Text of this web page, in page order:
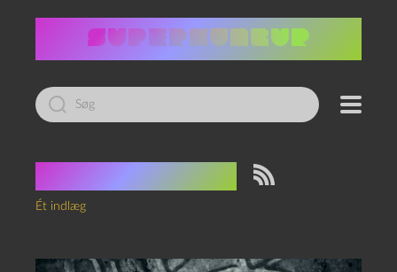
Led
efter:
The Great
Ét indlæg